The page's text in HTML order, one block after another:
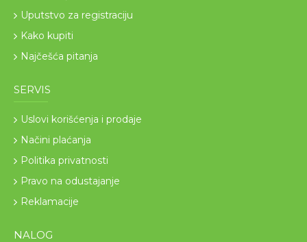
Uputstvo za registraciju
Kako kupiti
Najčešća pitanja
SERVIS
Uslovi korišćenja i prodaje
Načini plaćanja
Politika privatnosti
Pravo na odustajanje
Reklamacije
NALOG